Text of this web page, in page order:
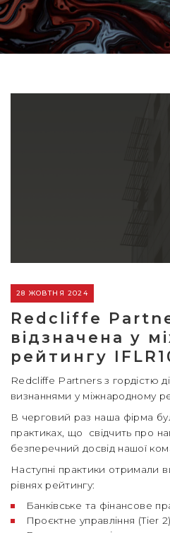
28 ЖОВТНЯ 2024
Redcliffe
відзначена у
рейтингу
Redcliffe Partners з гордістю
визнаннями у міжнародному
В черговий раз наша фірма
практиках, що свідчить про
безперечний досвід нашої
Наступні практики отримали
рівнях рейтингу:
Банківське та фінансове
Проєктне управління (Tier 2)